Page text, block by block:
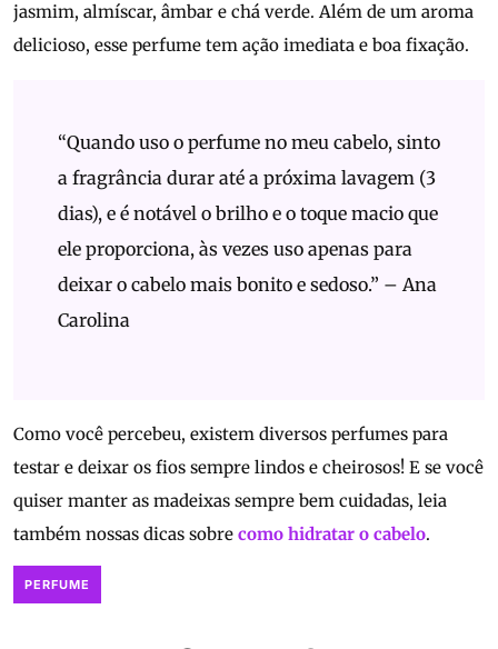
jasmim, almíscar, âmbar e chá verde. Além de um aroma
delicioso, esse perfume tem ação imediata e boa fixação.
“Quando uso o perfume no meu cabelo, sinto
a fragrância durar até a próxima lavagem (3
dias), e é notável o brilho e o toque macio que
ele proporciona, às vezes uso apenas para
deixar o cabelo mais bonito e sedoso.” – Ana
Carolina
Como você percebeu, existem diversos perfumes para
testar e deixar os fios sempre lindos e cheirosos! E se você
quiser manter as madeixas sempre bem cuidadas, leia
também nossas dicas sobre como hidratar o cabelo.
PERFUME